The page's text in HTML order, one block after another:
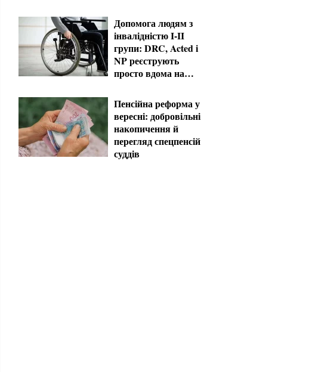
Допомога людям з
інвалідністю I-II
групи: DRC, Acted і
NP реєструють
просто вдома на
Пенсійна реформа у
вересні: добровільні
накопичення й
перегляд спецпенсій
суддів